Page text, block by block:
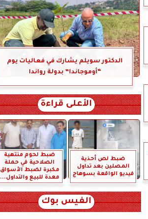
الدكتور سويلم يشارك في فعاليات يوم
“أوموجاندا” بدولة رواندا
الأعلى قراءة
ضبط لص أحذية
المصلين بعد تداول
فيديو الواقعة بسوهاج
ضبط لحوم منتهية
الصلاحية في حملة
مكبرة لضبط الأسواق
معدة للبيع والتداول...
الفيس بوك